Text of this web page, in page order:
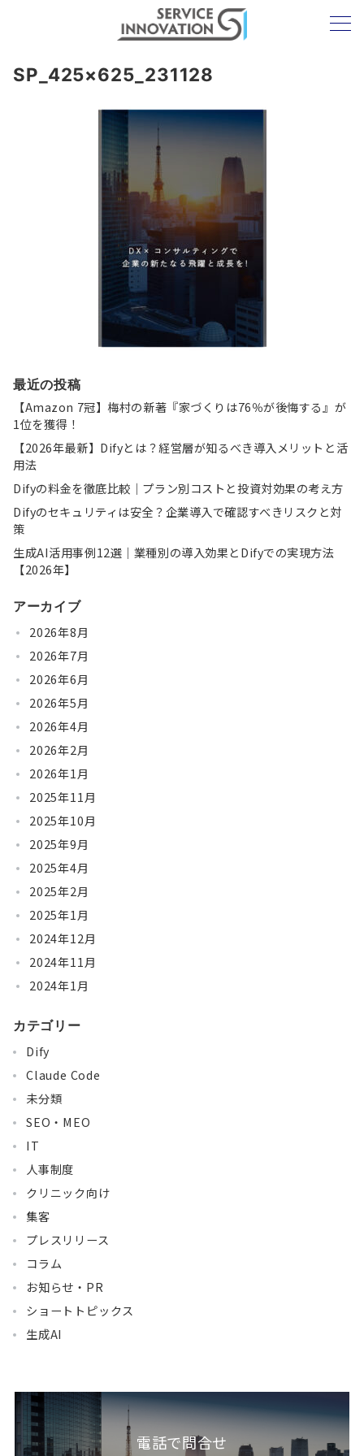
SP_425×625_231128
最近の投稿
【Amazon 7冠】梅村の新著『家づくりは76％が後悔する』が
1位を獲得！
【2026年最新】Difyとは？経営層が知るべき導入メリットと活
用法
Difyの料金を徹底比較｜プラン別コストと投資対効果の考え方
Difyのセキュリティは安全？企業導入で確認すべきリスクと対
策
生成AI活用事例12選｜業種別の導入効果とDifyでの実現方法
【2026年】
アーカイブ
2026年8月
2026年7月
2026年6月
2026年5月
2026年4月
2026年2月
2026年1月
2025年11月
2025年10月
2025年9月
2025年4月
2025年2月
2025年1月
2024年12月
2024年11月
2024年1月
カテゴリー
Dify
Claude Code
未分類
SEO・MEO
IT
人事制度
クリニック向け
集客
プレスリリース
コラム
お知らせ・PR
ショートトピックス
生成AI
電話で問合せ